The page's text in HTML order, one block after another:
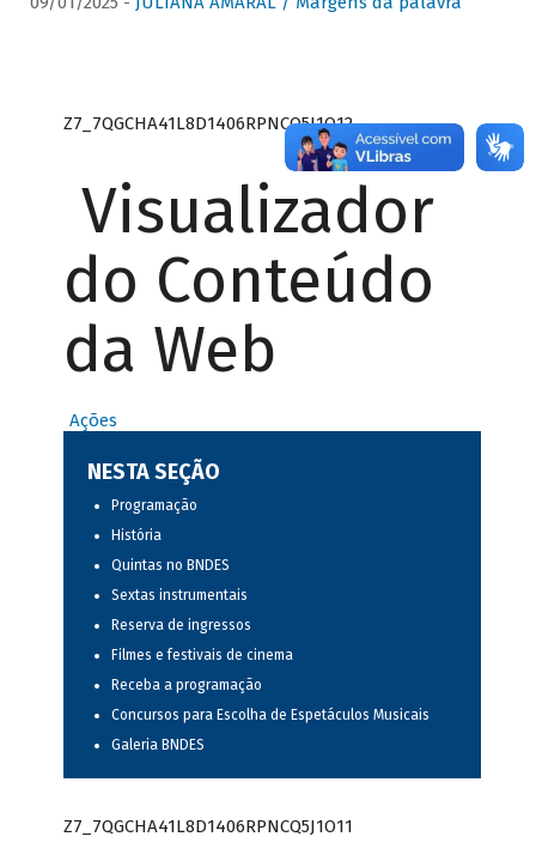
Z7_7QGCHA41L8D1406RPNCQ5J1O12
Visualizador
do Conteúdo
da Web
Ações
NESTA SEÇÃO
Programação
História
Quintas no BNDES
Sextas instrumentais
Reserva de ingressos
Filmes e festivais de cinema
Receba a programação
Concursos para Escolha de Espetáculos Musicais
Galeria BNDES
Z7_7QGCHA41L8D1406RPNCQ5J1O11